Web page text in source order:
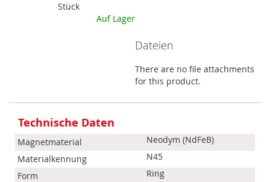
Stück
Auf Lager
Dateien
There are no file attachments
for this product.
Informationen
Technische Daten
Magnetmaterial
Neodym (NdFeB)
Materialkennung
N45
Form
Ring